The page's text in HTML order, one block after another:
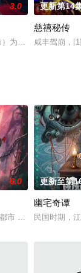
宇文玦（化名北阙尘
3.0
为救苍生昏迷，苏
更新第14
慈禧秘传
咸丰驾崩，
少帅许又安与昆曲名
6.0
市 海南越酷文化传
更新至第
幽宅奇谭
民国时期，